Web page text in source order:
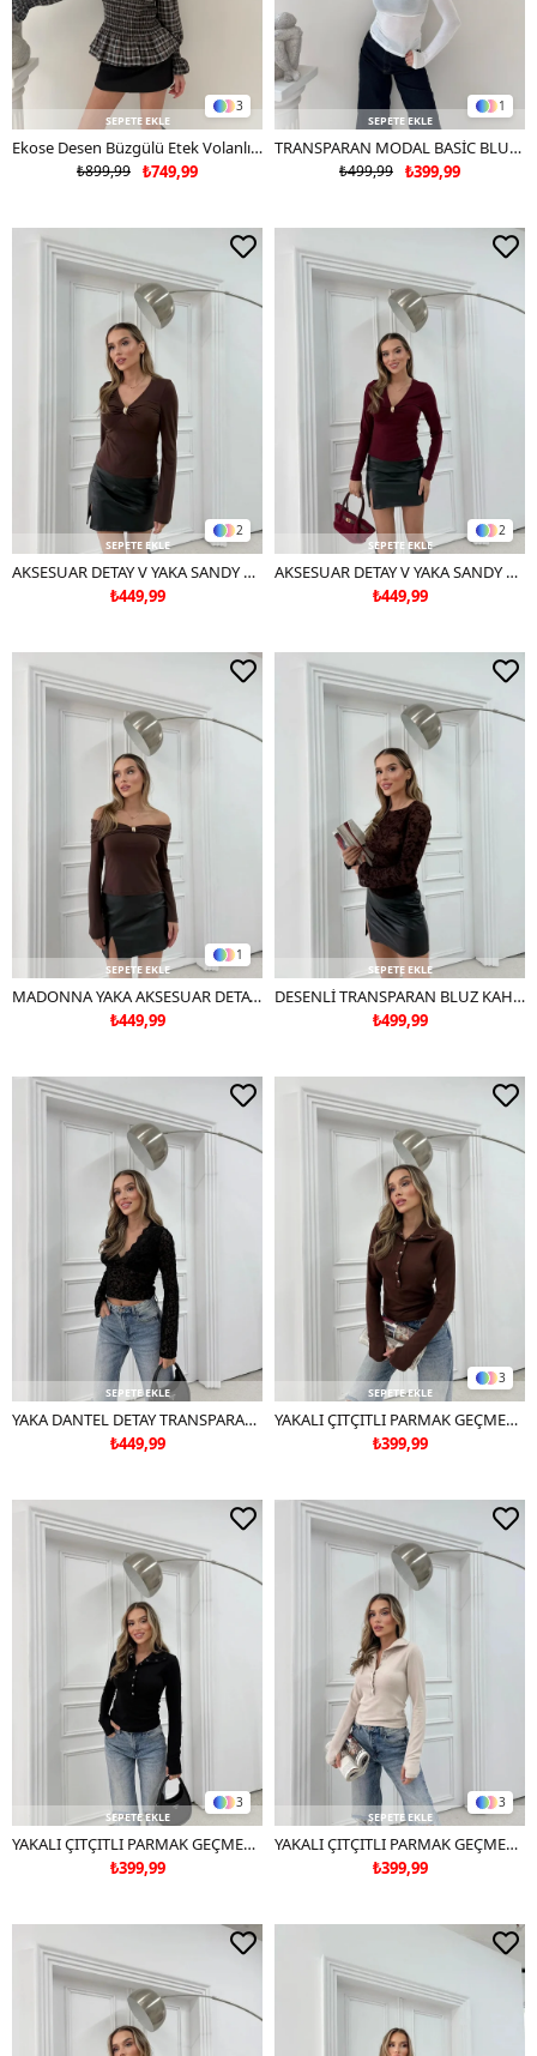
3
SEPETE EKLE
Ekose Desen Büzgülü Etek Volanlı Bluz Kahve 2038
₺749,99
₺899,99
1
SEPETE EKLE
TRANSPARAN MODAL BASİC BLUZ BEYAZ 2010
₺399,99
₺499,99
2
SEPETE EKLE
AKSESUAR DETAY V YAKA SANDY BLUZ KAHVE
₺449,99
2
SEPETE EKLE
AKSESUAR DETAY V YAKA SANDY BLUZ BORDO
₺449,99
1
SEPETE EKLE
MADONNA YAKA AKSESUAR DETAY SANDY BLUZ KAHVE
₺449,99
SEPETE EKLE
DESENLİ TRANSPARAN BLUZ KAHVE
₺499,99
SEPETE EKLE
YAKA DANTEL DETAY TRANSPARAN DESENLİ BLUZ SİYAH
₺449,99
3
SEPETE EKLE
YAKALI ÇITÇITLI PARMAK GEÇMELİ MODAL BLUZ KAHVE
₺399,99
3
SEPETE EKLE
YAKALI ÇITÇITLI PARMAK GEÇMELİ MODAL BLUZ SİYAH
₺399,99
3
SEPETE EKLE
YAKALI ÇITÇITLI PARMAK GEÇMELİ MODAL BLUZ KREM
₺399,99